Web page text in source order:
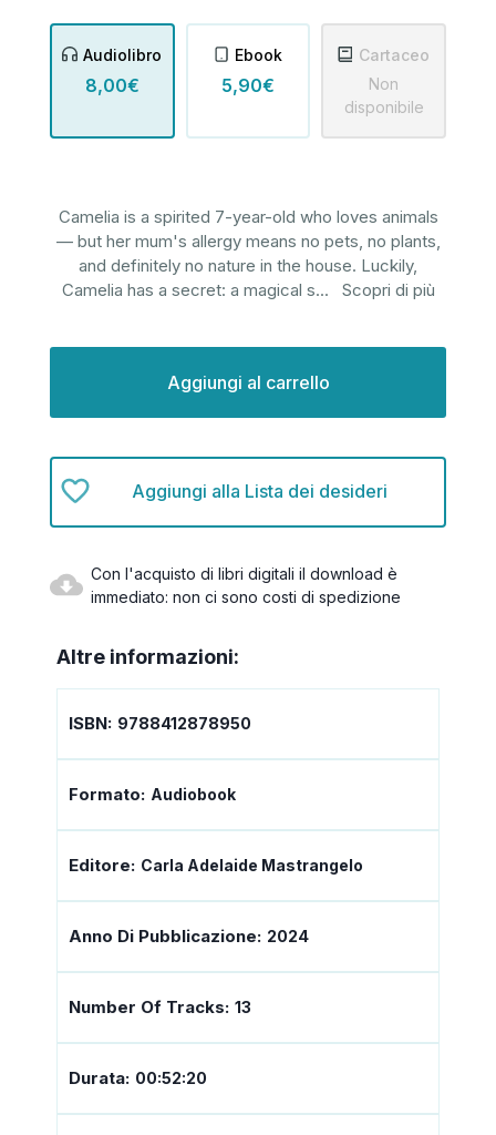
Audiolibro
8,00€
Ebook
5,90€
Cartaceo
Non
disponibile
Camelia is a spirited 7-year-old who loves animals
— but her mum's allergy means no pets, no plants,
and definitely no nature in the house. Luckily,
Camelia has a secret: a magical s... Scopri di più
Aggiungi alla Lista dei desideri
Con l'acquisto di libri digitali il download è
immediato: non ci sono costi di spedizione
Altre informazioni:
ISBN: 9788412878950
Formato: Audiobook
Editore: Carla Adelaide Mastrangelo
Anno Di Pubblicazione: 2024
Number Of Tracks: 13
Durata: 00:52:20